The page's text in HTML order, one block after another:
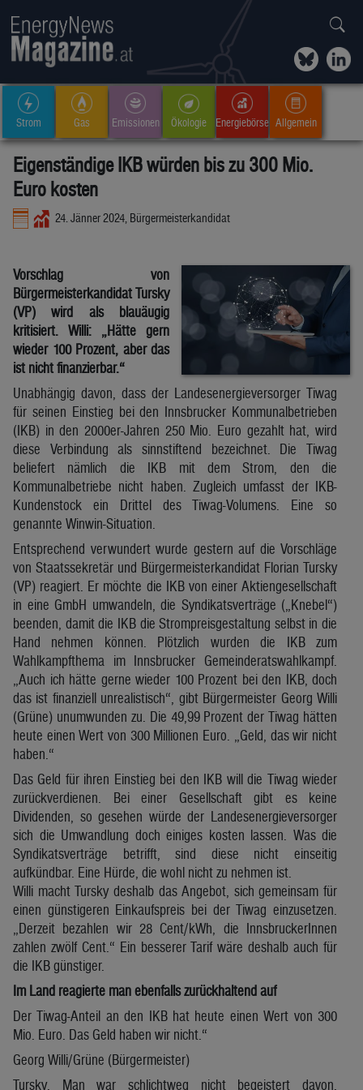
Strom Gas Emissionen Ökologie Energiebörse Allgemein
Eigenständige IKB würden bis zu 300 Mio.
Euro kosten
24. Jänner 2024, Bürgermeisterkandidat
Vorschlag von
Bürgermeisterkandidat Tursky
(VP) wird als blauäugig
kritisiert. Willi: „Hätte gern
wieder 100 Prozent, aber das
ist nicht finanzierbar.“
Unabhängig davon, dass der Landesenergieversorger Tiwag
für seinen Einstieg bei den Innsbrucker Kommunalbetrieben
(IKB) in den 2000er-Jahren 250 Mio. Euro gezahlt hat, wird
diese Verbindung als sinnstiftend bezeichnet. Die Tiwag
beliefert nämlich die IKB mit dem Strom, den die
Kommunalbetriebe nicht haben. Zugleich umfasst der IKB-
Kundenstock ein Drittel des Tiwag-Volumens. Eine so
genannte Winwin-Situation.
Entsprechend verwundert wurde gestern auf die Vorschläge
von Staatssekretär und Bürgermeisterkandidat Florian Tursky
(VP) reagiert. Er möchte die IKB von einer Aktiengesellschaft
in eine GmbH umwandeln, die Syndikatsverträge („Knebel“)
beenden, damit die IKB die Strompreisgestaltung selbst in die
Hand nehmen können. Plötzlich wurden die IKB zum
Wahlkampfthema im Innsbrucker Gemeinderatswahlkampf.
„Auch ich hätte gerne wieder 100 Prozent bei den IKB, doch
das ist finanziell unrealistisch“, gibt Bürgermeister Georg Willi
(Grüne) unumwunden zu. Die 49,99 Prozent der Tiwag hätten
heute einen Wert von 300 Millionen Euro. „Geld, das wir nicht
haben.“
Das Geld für ihren Einstieg bei den IKB will die Tiwag wieder
zurückverdienen. Bei einer Gesellschaft gibt es keine
Dividenden, so gesehen würde der Landesenergieversorger
sich die Umwandlung doch einiges kosten lassen. Was die
Syndikatsverträge betrifft, sind diese nicht einseitig
aufkündbar. Eine Hürde, die wohl nicht zu nehmen ist.
Willi macht Tursky deshalb das Angebot, sich gemeinsam für
einen günstigeren Einkaufspreis bei der Tiwag einzusetzen.
„Derzeit bezahlen wir 28 Cent/kWh, die InnsbruckerInnen
zahlen zwölf Cent.“ Ein besserer Tarif wäre deshalb auch für
die IKB günstiger.
Im Land reagierte man ebenfalls zurückhaltend auf
Der Tiwag-Anteil an den IKB hat heute einen Wert von 300
Mio. Euro. Das Geld haben wir nicht.“
Georg Willi/Grüne (Bürgermeister)
Tursky. Man war schlichtweg nicht begeistert davon,